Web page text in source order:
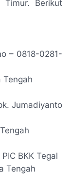
Berikut
– 0818-0281-
Tengah
Jumadiyanto
BKK Tegal
Tengah